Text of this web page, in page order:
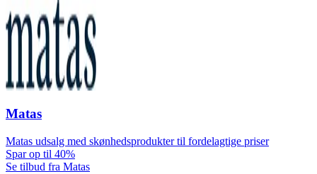
Matas
Matas udsalg med skønhedsprodukter til fordelagtige priser
Spar op til 40%
Se tilbud fra Matas